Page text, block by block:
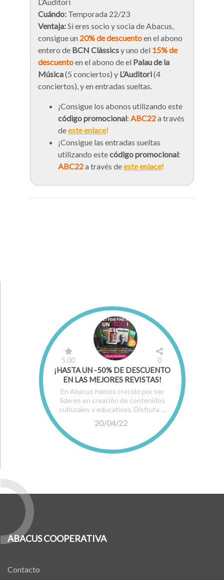
Cuándo: Temporada 22/23
Ventaja:Si eres socio y socia de Abacus,
consigue un 20% de descuentoen el abono
entero de BCN Clàssicsy uno del 15% de
descuentoen el abono de el Palau de la
Música(5 conciertos) y L’Auditori(4
conciertos), y en entradas sueltas.
¡Consigue los abonos utilizando este
código promocional: ABC22a través
deeste enlace!
¡Consigue las entradas sueltas
utilizando estecódigo promocional:
ABC22a través deeste enlace!
20/04/22
5.00 0
¡HASTA UN -50% DE DESCUENTO
EN LAS MEJORES REVISTAS!
En Abacus hemos crecido por ser
líderes en creación de contenidos
culturales y educativos. Disfruta …
ABACUS COOPERATIVA
Contacto